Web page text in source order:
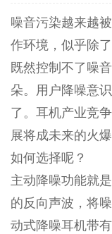
噪音污染越来越
作环境，似乎除
既然控制不了噪
朵。用户降噪意
了。耳机产业竞
展将成未来的火
如何选择呢？
主动降噪功能就
的反向声波，将
动式降噪耳机带